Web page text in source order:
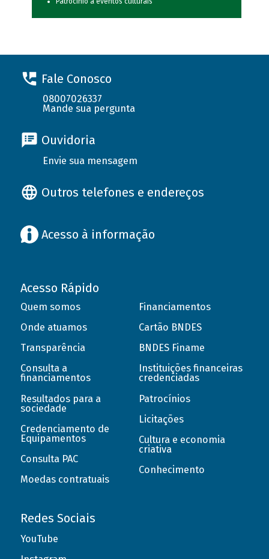
Fale Conosco
08007026337
Mande sua pergunta
Ouvidoria
Envie sua mensagem
Outros telefones e endereços
Acesso à informação
Acesso Rápido
Quem somos
Onde atuamos
Transparência
Consulta a
financiamentos
Resultados para a
sociedade
Credenciamento de
Equipamentos
Consulta PAC
Moedas contratuais
Financiamentos
Cartão BNDES
BNDES Finame
Instituições financeiras
credenciadas
Patrocínios
Licitações
Cultura e economia
criativa
Conhecimento
Redes Sociais
YouTube